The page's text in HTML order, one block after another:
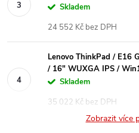
Skladem
24 552 Kč bez DPH
Lenovo ThinkPad / E16
/ 16" WUXGA IPS /
Skladem
35 022 Kč bez DPH
Zobrazit více